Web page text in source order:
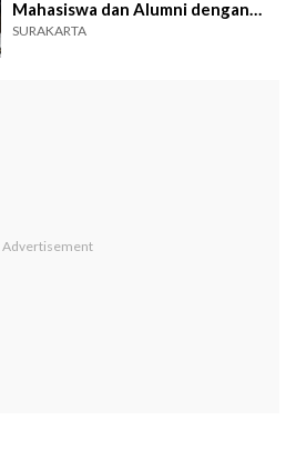
Mahasiswa dan Alumni dengan
Dunia Kerja
SURAKARTA